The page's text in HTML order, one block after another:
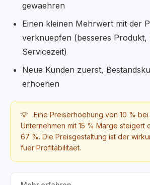
gewaehren
Einen kleinen Mehrwert mit der
verknuepfen (besseres Produkt,
Servicezeit)
Neue Kunden zuerst,
erhoehen
💡
Eine Preiserhoehung von 10 % bei
Unternehmen mit 15 % Marge steigert
67 %. Die Preisgestaltung ist der
fuer Profitabilitaet.